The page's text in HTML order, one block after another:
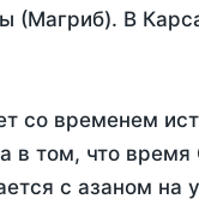
(Магриб). В
со временем
в том, что время
с азаном на